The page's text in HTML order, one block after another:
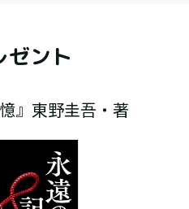
ゼント
』東野圭吾・著